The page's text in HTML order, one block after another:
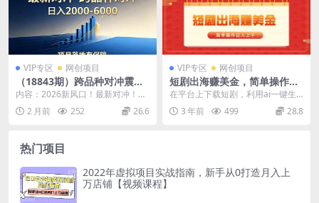
VIP专区 网创项目
（18843期）跨品种对冲震撼
首发！日收益2000-6000+，
项目绿色长久，安全稳健，合
规靠谱，可批量放大
内容：2026新风口！最新对冲！跨
品种对冲！悄然问世！ 带你创业，
给你落地项目！
2 月前 252 26.6
VIP专区 网创项目
短剧出海赚美金，简单操作日
入上千
在平台上下载短剧，利用ai一键生
成推广视频发布到外网，外国人对
这一类短剧觉得很新...
3 年前 499 28.8
热门项目
2022年虚拟项目实战指南，新手从0打造月入上
万店铺【视频课程】